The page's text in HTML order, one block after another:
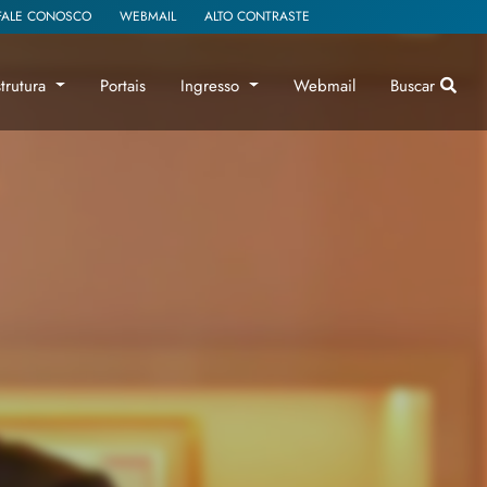
Portais Ingresso Webmail Buscar
CONOSCO WEBMAIL ALTO CONTRASTE